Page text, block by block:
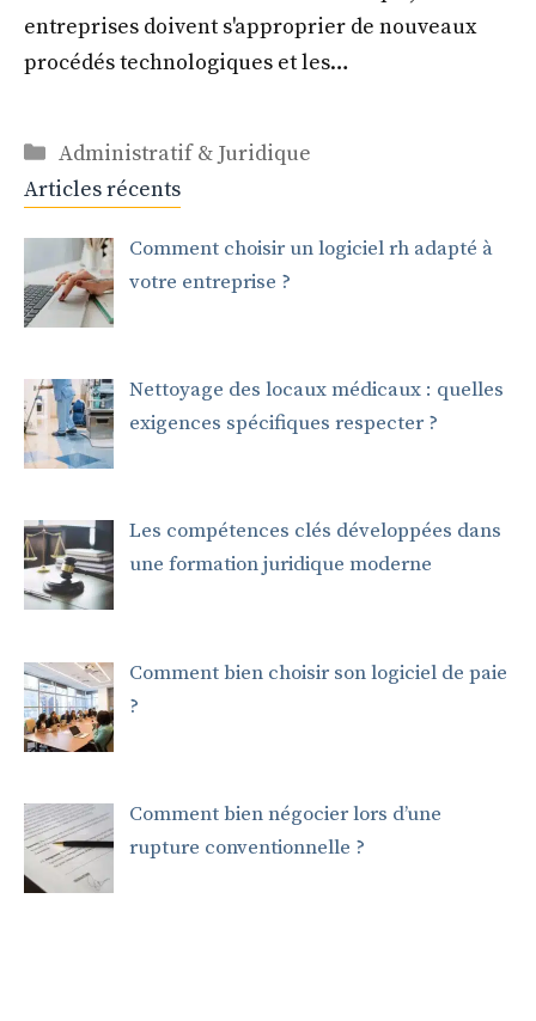
entreprises doivent s'approprier de nouveaux
procédés technologiques et les…
Catégories
Administratif & Juridique
Articles récents
Comment choisir un logiciel rh adapté à
votre entreprise ?
Nettoyage des locaux médicaux : quelles
exigences spécifiques respecter ?
Les compétences clés développées dans
une formation juridique moderne
Comment bien choisir son logiciel de paie
?
Comment bien négocier lors d’une
rupture conventionnelle ?